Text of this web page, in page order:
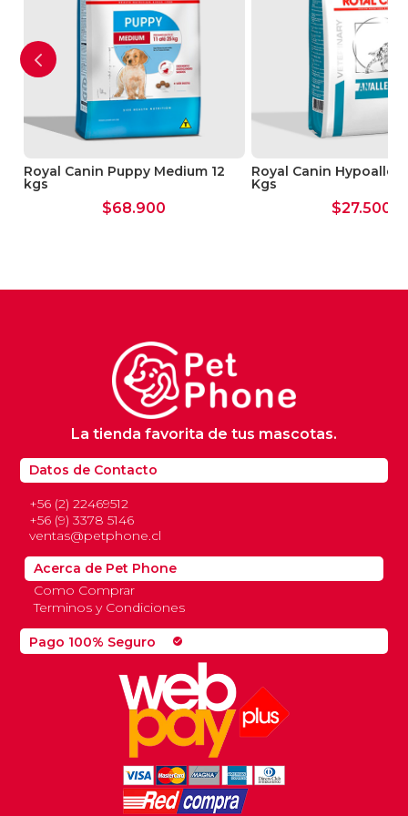
Royal Canin Puppy Medium 12
kgs
$68.900
Royal Canin
Kgs
$27.500
Pago 100% Seguro check_circle
Datos de Contacto
+56 (2) 22469512
+56 (9) 3378 5146
ventas@petphone.cl
La tienda favorita de tus mascotas.
Acerca de Pet Phone
Como Comprar
Terminos y Condiciones